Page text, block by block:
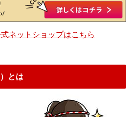
ネットショップはこちら
とは